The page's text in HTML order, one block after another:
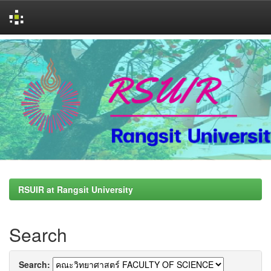
Skip
navigation
RSUIR at Rangsit University
Search
Search: